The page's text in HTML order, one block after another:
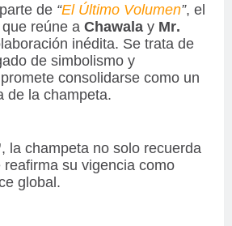
de “El Último Volumen”, el
reúne a Chawala y Mr.
inédita. Se trata de
de simbolismo y
consolidarse como un
de la champeta.
, la champeta no solo recuerda
su vigencia como
global.